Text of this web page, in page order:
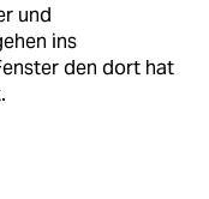
und
ins
den dort hat